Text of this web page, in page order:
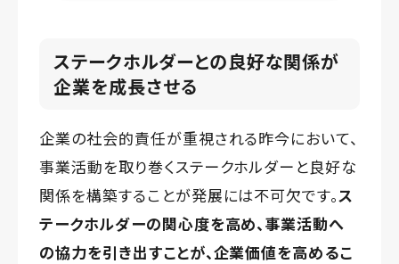
ステークホルダーとの良好な関係が
企業を成長させる
企業の社会的責任が重視される昨今において、
事業活動を取り巻くステークホルダーと良好な
関係を構築することが発展には不可欠です。ス
テークホルダーの関心度を高め、事業活動へ
の協力を引き出すことが、企業価値を高めるこ